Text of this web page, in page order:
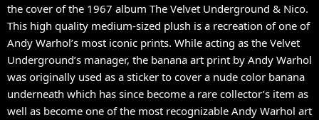
the cover of the 1967 album The Velvet Underground & Nico.
This high quality medium-sized plush is a recreation of one of
Andy Warhol’s most iconic prints. While acting as the Velvet
Underground’s manager, the banana art print by Andy Warhol
was originally used as a sticker to cover a nude color banana
underneath which has since become a rare collector’s item as
well as become one of the most recognizable Andy Warhol art